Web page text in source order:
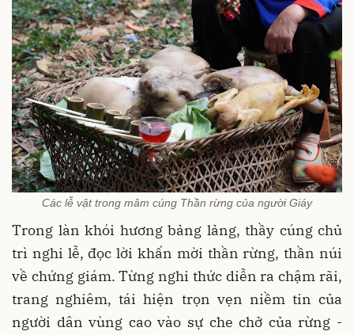
Các lễ vật trong mâm cúng Thần rừng của người Giáy
Trong làn khói hương bảng lảng, thầy cúng chủ
trì nghi lễ, đọc lời khấn mời thần rừng, thần núi
về chứng giám. Từng nghi thức diễn ra chậm rãi,
trang nghiêm, tái hiện trọn vẹn niềm tin của
người dân vùng cao vào sự che chở của rừng -